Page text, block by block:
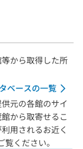
から取得した所
ベースの一覧
元の各館のサイ
から取寄せるこ
用されるお近く
覧ください。